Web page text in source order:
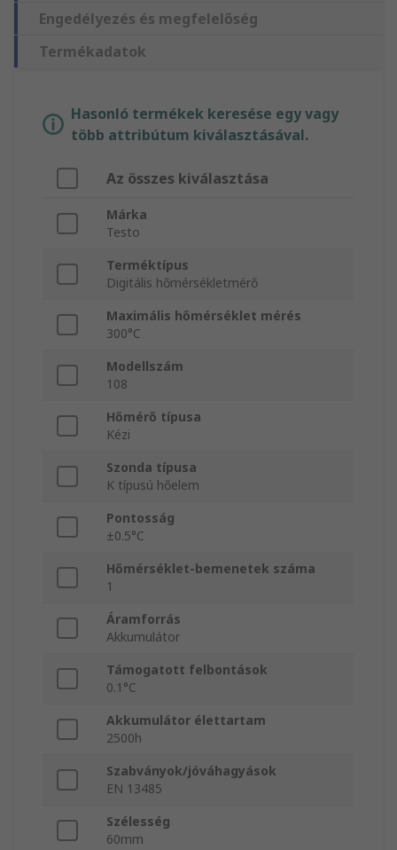
Engedélyezés és megfelelőség
Termékadatok
Hasonló termékek keresése egy vagy
több attribútum kiválasztásával.
Az összes kiválasztása
Márka
Testo
Terméktípus
Digitális hőmérsékletmérő
Maximális hőmérséklet mérés
300°C
Modellszám
108
Hőmérő típusa
Kézi
Szonda típusa
K típusú hőelem
Pontosság
±0.5°C
Hőmérséklet-bemenetek száma
1
Áramforrás
Akkumulátor
Támogatott felbontások
0.1°C
Akkumulátor élettartam
2500h
Szabványok/jóváhagyások
EN 13485
Szélesség
60mm